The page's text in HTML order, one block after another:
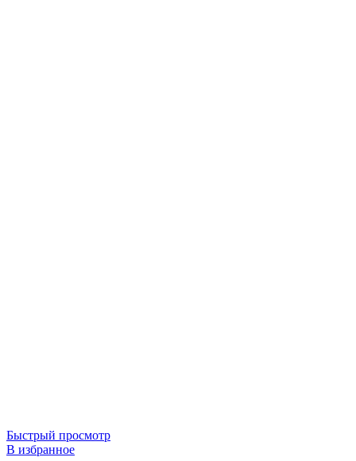
Быстрый просмотр
В избранное